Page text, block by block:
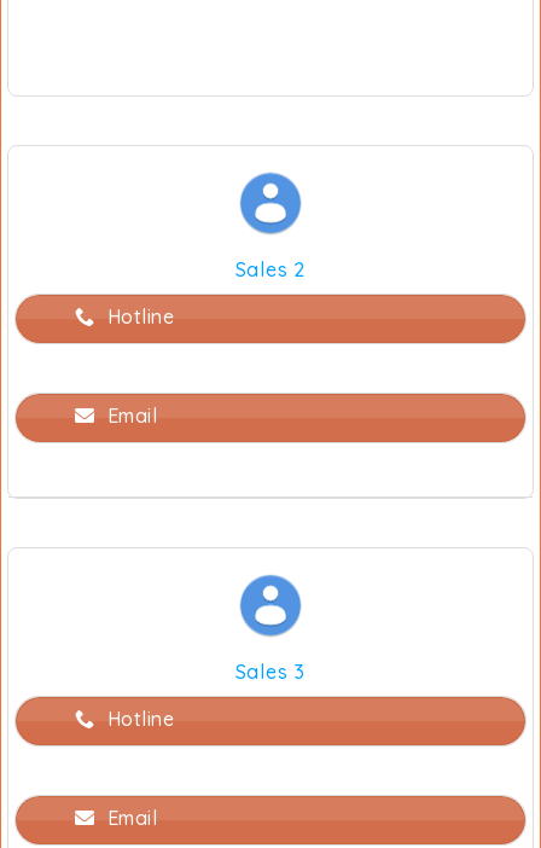
Sales 2
Hotline
Email
Sales 3
Hotline
Email